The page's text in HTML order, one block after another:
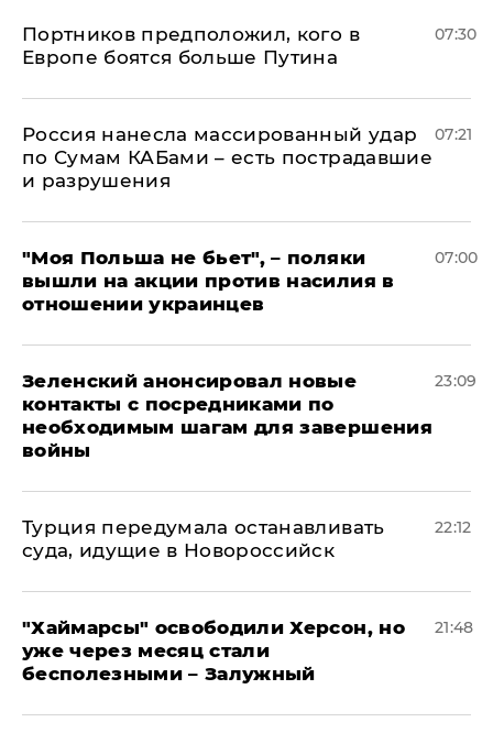
Портников предположил, кого в
Европе боятся больше Путина
07:30
Россия нанесла массированный удар
по Сумам КАБами – есть пострадавшие
и разрушения
07:21
"Моя Польша не бьет", – поляки
вышли на акции против насилия в
отношении украинцев
07:00
Зеленский анонсировал новые
контакты с посредниками по
необходимым шагам для завершения
войны
23:09
Турция передумала останавливать
суда, идущие в Новороссийск
22:12
"Хаймарсы" освободили Херсон, но
уже через месяц стали
бесполезными – Залужный
21:48